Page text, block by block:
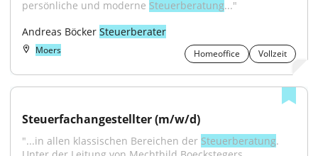
persönliche und moderne Steuerberatung..."
Andreas Böcker Steuerberater
Moers Homeoffice Vollzeit
Steuerfachangestellter (m/w/d)
"...in allen klassischen Bereichen der Steuerberatung.